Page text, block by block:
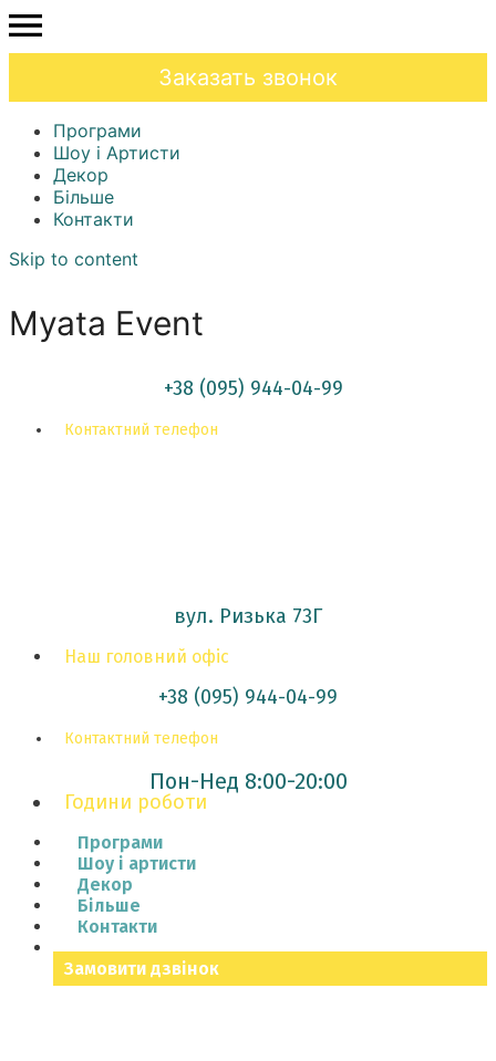
Заказать звонок
Програми
Шоу і Артисти
Декор
Більше
Контакти
Skip to content
Myata Event
+38 (095) 944-04-99
Контактний телефон
вул. Ризька 73Г
Наш головний офіс
+38 (095) 944-04-99
Контактний телефон
Пон-Нед 8:00-20:00
Години роботи
Програми
Шоу і артисти
Декор
Більше
Контакти
Замовити дзвінок